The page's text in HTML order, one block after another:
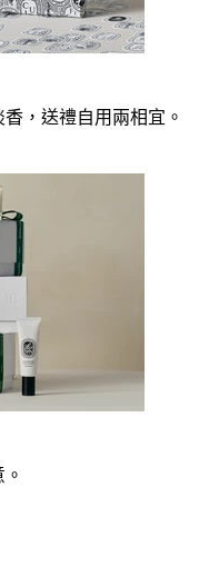
，送禮自用兩相宜。